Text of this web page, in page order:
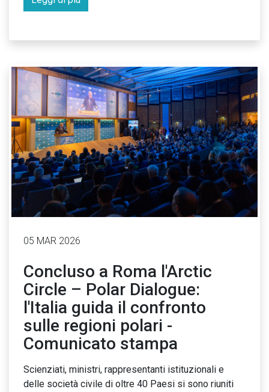
05 MAR 2026
Concluso a Roma l'Arctic
Circle – Polar Dialogue:
l'Italia guida il confronto
sulle regioni polari -
Comunicato stampa
Scienziati, ministri, rappresentanti istituzionali e
delle società civile di oltre 40 Paesi si sono riuniti